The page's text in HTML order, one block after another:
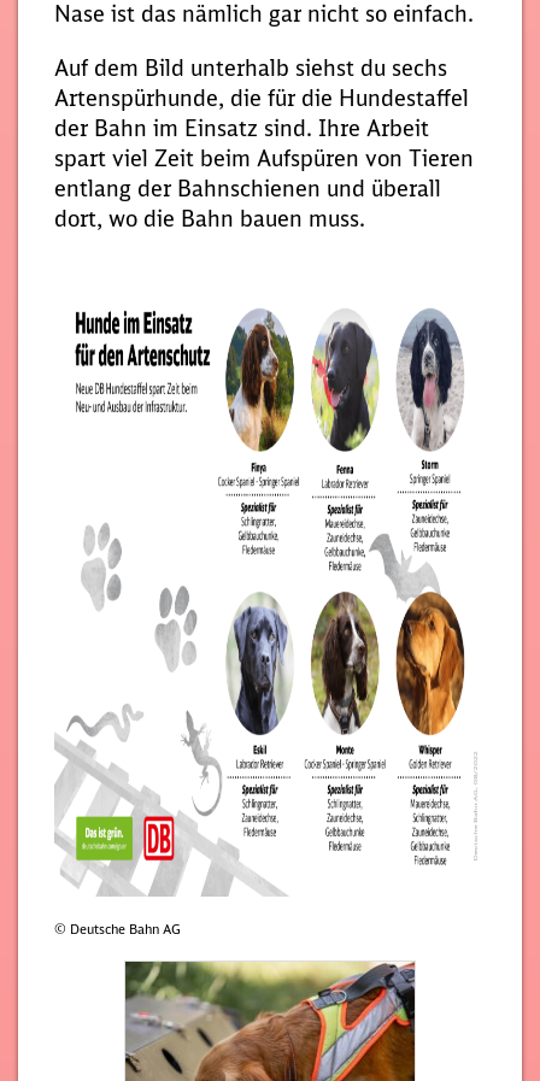
Nase ist das nämlich gar nicht so einfach.
Auf dem Bild unterhalb siehst du sechs
Artenspürhunde, die für die Hundestaffel
der Bahn im Einsatz sind. Ihre Arbeit
spart viel Zeit beim Aufspüren von Tieren
entlang der Bahnschienen und überall
dort, wo die Bahn bauen muss.
© Deutsche Bahn AG